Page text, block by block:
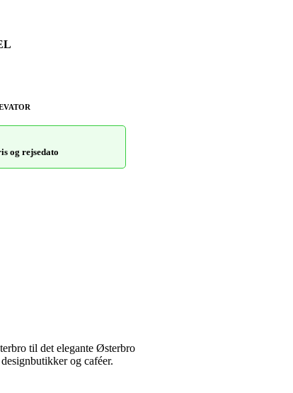
og rejsedato
til det elegante Østerbro
og caféer.